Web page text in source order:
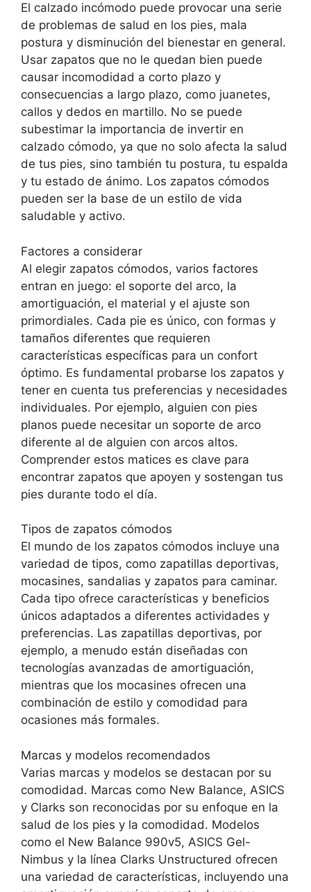
El calzado incómodo puede provocar una serie
de problemas de salud en los pies, mala
postura y disminución del bienestar en general.
Usar zapatos que no le quedan bien puede
causar incomodidad a corto plazo y
consecuencias a largo plazo, como juanetes,
callos y dedos en martillo. No se puede
subestimar la importancia de invertir en
calzado cómodo, ya que no solo afecta la salud
de tus pies, sino también tu postura, tu espalda
y tu estado de ánimo. Los zapatos cómodos
pueden ser la base de un estilo de vida
saludable y activo.
Factores a considerar
Al elegir zapatos cómodos, varios factores
entran en juego: el soporte del arco, la
amortiguación, el material y el ajuste son
primordiales. Cada pie es único, con formas y
tamaños diferentes que requieren
características específicas para un confort
óptimo. Es fundamental probarse los zapatos y
tener en cuenta tus preferencias y necesidades
individuales. Por ejemplo, alguien con pies
planos puede necesitar un soporte de arco
diferente al de alguien con arcos altos.
Comprender estos matices es clave para
encontrar zapatos que apoyen y sostengan tus
pies durante todo el día.
Tipos de zapatos cómodos
El mundo de los zapatos cómodos incluye una
variedad de tipos, como zapatillas deportivas,
mocasines, sandalias y zapatos para caminar.
Cada tipo ofrece características y beneficios
únicos adaptados a diferentes actividades y
preferencias. Las zapatillas deportivas, por
ejemplo, a menudo están diseñadas con
tecnologías avanzadas de amortiguación,
mientras que los mocasines ofrecen una
combinación de estilo y comodidad para
ocasiones más formales.
Marcas y modelos recomendados
Varias marcas y modelos se destacan por su
comodidad. Marcas como New Balance, ASICS
y Clarks son reconocidas por su enfoque en la
salud de los pies y la comodidad. Modelos
como el New Balance 990v5, ASICS Gel-
Nimbus y la línea Clarks Unstructured ofrecen
una variedad de características, incluyendo una